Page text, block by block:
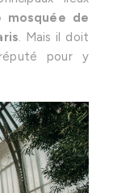
mosquée de
. Mais il doit
pour y